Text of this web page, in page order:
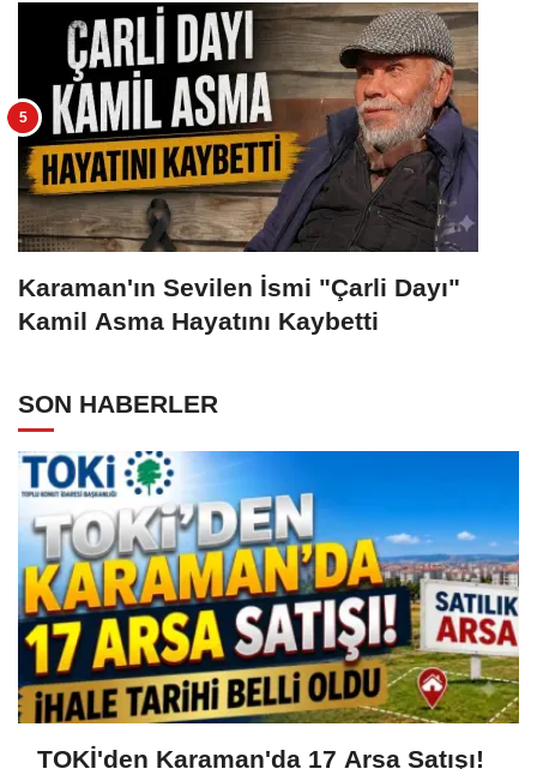
Karaman'ın Sevilen İsmi "Çarli Dayı"
Kamil Asma Hayatını Kaybetti
SON HABERLER
TOKİ'den Karaman'da 17 Arsa Satışı!